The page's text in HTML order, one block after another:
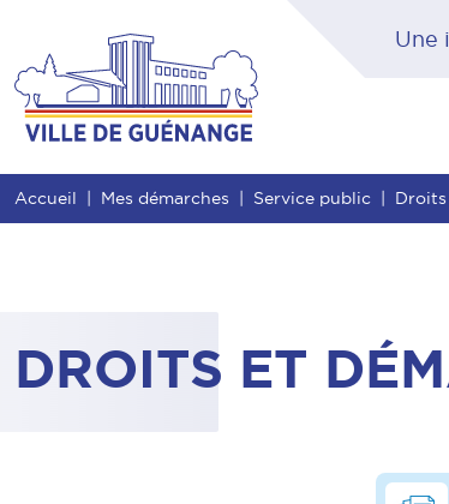
Entête de page Menu
Accueil Mes démarches Service public Droits
DROITS ET